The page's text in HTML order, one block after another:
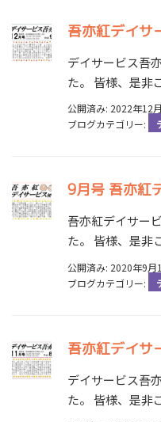
吾亦紅デイ
デイサービス吾
た。 皆様、是非
公開済み: 2022年12
ブログカテゴリー:
9月号 吾亦紅
吾亦紅デイサー
た。 皆様、是非
公開済み: 2020年9月
ブログカテゴリー:
吾亦紅デイ
デイサービス吾
た。 皆様、是非